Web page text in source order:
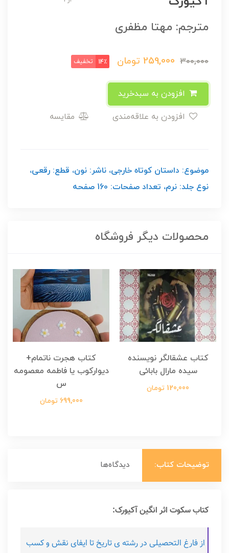
مترجم: مهتا مظفری
300,000
259,000 تومان 14٪ تخفیف
مقایسه
موضوع: داستان کوتاه خارجی، ناشر: نون، قطع: رقعی،
نوع جلد: نرم، تعداد صفحات: 160 صفحه
محصولات دیگر فروشگاه
کتاب عشقالگر نویسنده
سیده مارال بابائی
120,000 تومان
کتاب هجرت ناتمام+
دیوارکوب یا فاطمه معصومه
س
699,000 تومان
توضیحات کتاب: دیدگاه‌ها
کتاب سکوت اثر انگین آکیورک:
از فارغ التحصیلی در رشته ی تاریخ تا ایفای نقش و کسب